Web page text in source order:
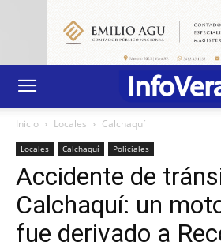
Inicio Locales Calchaquí
Locales Calchaquí Policiales
Accidente de
Calchaquí: un
fue derivado a